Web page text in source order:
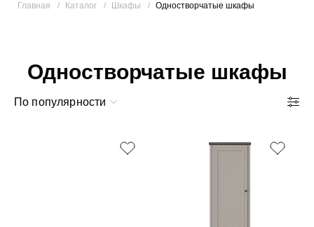
Главная / Каталог / Шкафы / Одностворчатые шкафы
Одностворчатые шкафы
По популярности